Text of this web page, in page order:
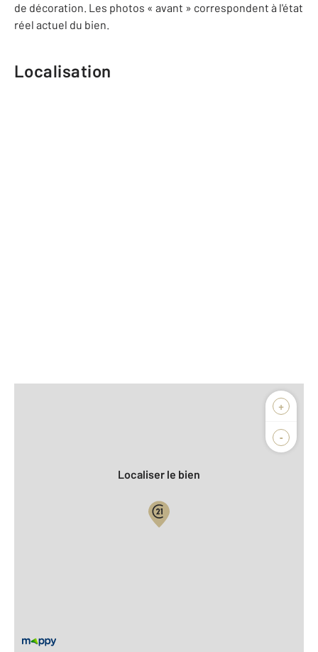
de décoration. Les photos « avant » correspondent à l'état
réel actuel du bien.
Localisation
+
-
Biens vendus
Localiser le bien
Type de construction : Ancien